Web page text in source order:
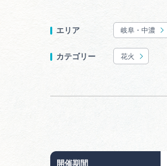
エリア 岐阜・中濃
カテゴリー 花火
開催期間